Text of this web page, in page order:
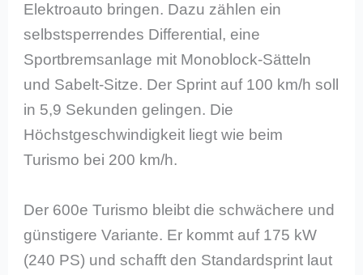
Elektroauto bringen. Dazu zählen ein
selbstsperrendes Differential, eine
Sportbremsanlage mit Monoblock-Sätteln
und Sabelt-Sitze. Der Sprint auf 100 km/h soll
in 5,9 Sekunden gelingen. Die
Höchstgeschwindigkeit liegt wie beim
Turismo bei 200 km/h.
Der 600e Turismo bleibt die schwächere und
günstigere Variante. Er kommt auf 175 kW
(240 PS) und schafft den Standardsprint laut